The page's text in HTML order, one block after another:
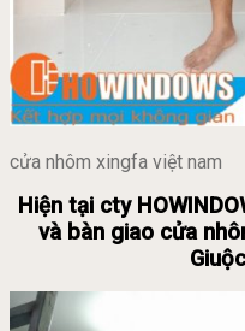
cửa nhôm xingfa việt nam
Hiện tại cty
và bàn giao cửa